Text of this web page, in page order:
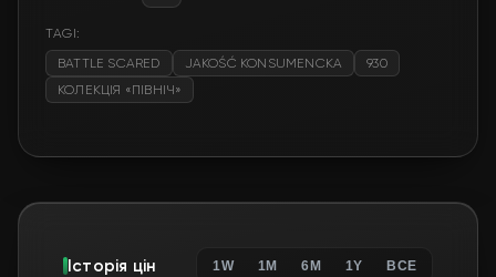
TAGI:
BATTLE SCARED
JAKOŚĆ KONSUMENCKA
930
КОЛЕКЦІЯ «ПІВНІЧ»
Історія цін 1W 1M 6M 1Y ВСЕ